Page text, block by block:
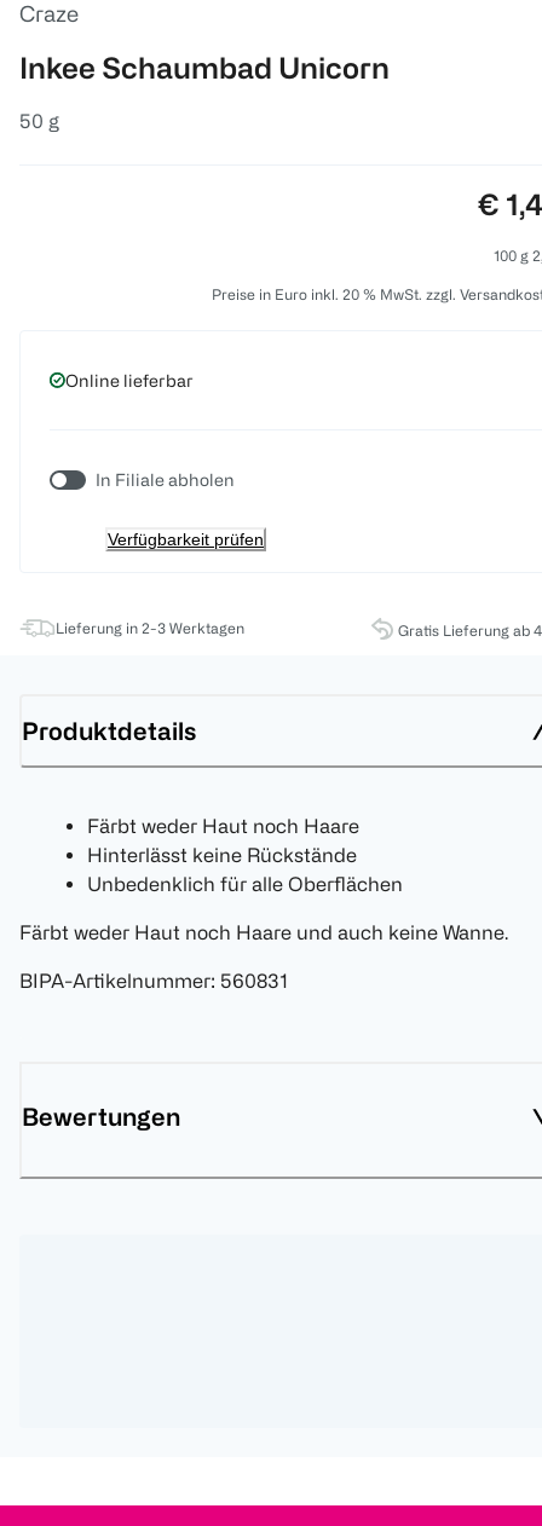
Craze
Inkee Schaumbad Unicorn
50 g
€
100 g
Preise in Euro inkl. 20 % MwSt. zzgl.
Online lieferbar
In Filiale abholen
Verfügbarkeit prüfen
Lieferung in 2-3 Werktagen Gratis Lieferung ab
Produktdetails
Färbt weder Haut noch Haare
Hinterlässt keine Rückstände
Unbedenklich für alle Oberflächen
Färbt weder Haut noch Haare und auch keine Wanne.
BIPA-Artikelnummer: 560831
Bewertungen